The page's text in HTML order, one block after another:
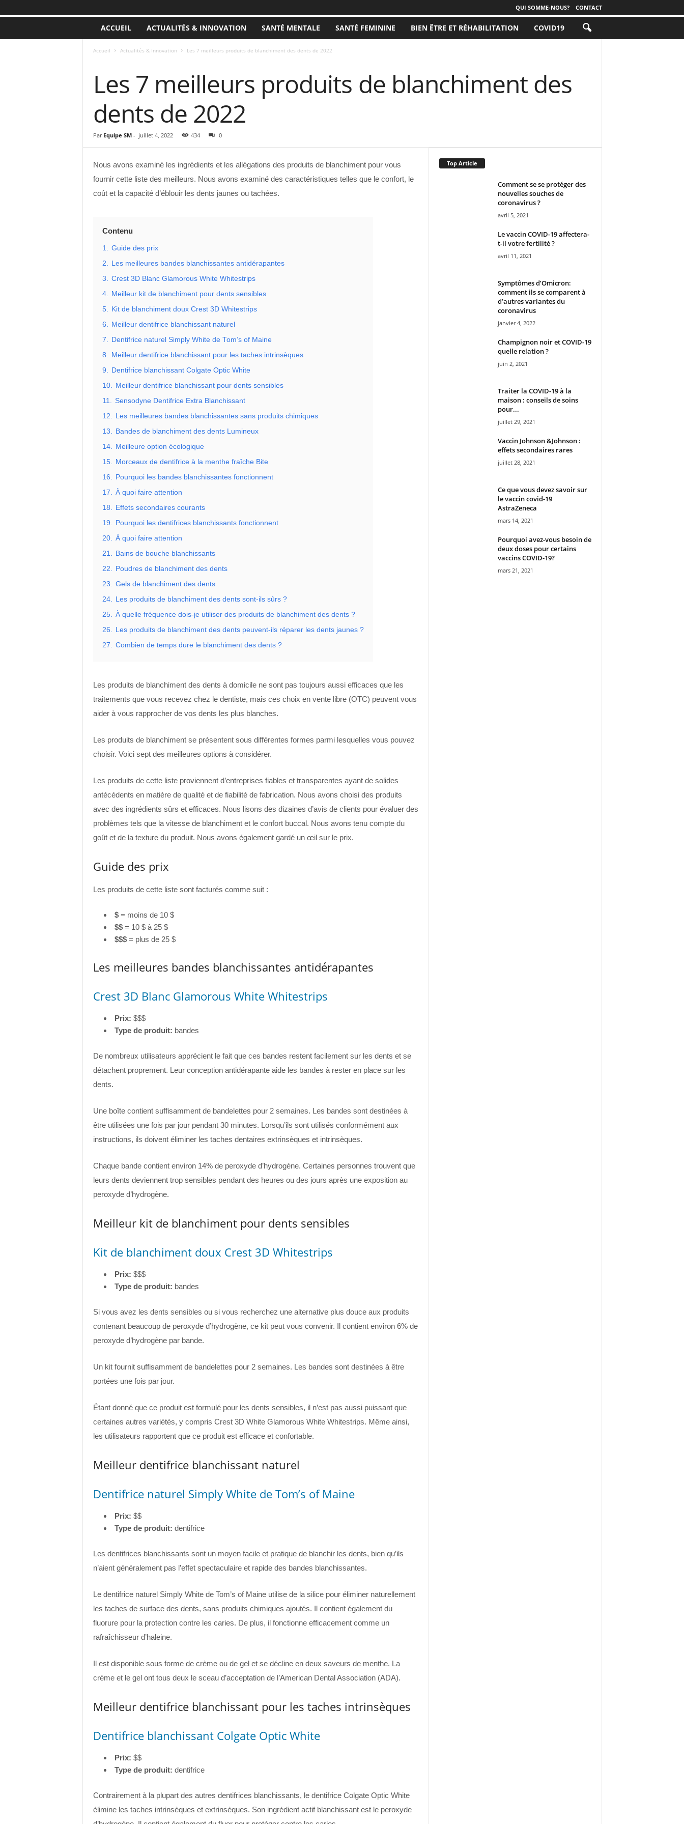
QUI SOMME-NOUS? CONTACT
ACCUEIL ACTUALITÉS & INNOVATION SANTÉ MENTALE SANTÉ FEMININE BIEN ÊTRE ET RÉHABILITATION COVID19
Accueil Actualités & Innovation Les 7 meilleurs produits de blanchiment des dents de 2022
Les 7 meilleurs produits de blanchiment des
dents de 2022
Par Equipe SM- juillet 4, 2022 434 0
Nous avons examiné les ingrédients et les allégations des produits de blanchiment pour vous
fournir cette liste des meilleurs. Nous avons examiné des caractéristiques telles que le confort, le
coût et la capacité d’éblouir les dents jaunes ou tachées.
Contenu
1. Guide des prix
2. Les meilleures bandes blanchissantes antidérapantes
3. Crest 3D Blanc Glamorous White Whitestrips
4. Meilleur kit de blanchiment pour dents sensibles
5. Kit de blanchiment doux Crest 3D Whitestrips
6. Meilleur dentifrice blanchissant naturel
7. Dentifrice naturel Simply White de Tom’s of Maine
8. Meilleur dentifrice blanchissant pour les taches intrinsèques
9. Dentifrice blanchissant Colgate Optic White
10. Meilleur dentifrice blanchissant pour dents sensibles
11. Sensodyne Dentifrice Extra Blanchissant
12. Les meilleures bandes blanchissantes sans produits chimiques
13. Bandes de blanchiment des dents Lumineux
14. Meilleure option écologique
15. Morceaux de dentifrice à la menthe fraîche Bite
16. Pourquoi les bandes blanchissantes fonctionnent
17. À quoi faire attention
18. Effets secondaires courants
19. Pourquoi les dentifrices blanchissants fonctionnent
20. À quoi faire attention
21. Bains de bouche blanchissants
22. Poudres de blanchiment des dents
23. Gels de blanchiment des dents
24. Les produits de blanchiment des dents sont-ils sûrs ?
25. À quelle fréquence dois-je utiliser des produits de blanchiment des dents ?
26. Les produits de blanchiment des dents peuvent-ils réparer les dents jaunes ?
27. Combien de temps dure le blanchiment des dents ?
Les produits de blanchiment des dents à domicile ne sont pas toujours aussi efficaces que les
traitements que vous recevez chez le dentiste, mais ces choix en vente libre (OTC) peuvent vous
aider à vous rapprocher de vos dents les plus blanches.
Les produits de blanchiment se présentent sous différentes formes parmi lesquelles vous pouvez
choisir. Voici sept des meilleures options à considérer.
Les produits de cette liste proviennent d’entreprises fiables et transparentes ayant de solides
antécédents en matière de qualité et de fiabilité de fabrication. Nous avons choisi des produits
avec des ingrédients sûrs et efficaces. Nous lisons des dizaines d’avis de clients pour évaluer des
problèmes tels que la vitesse de blanchiment et le confort buccal. Nous avons tenu compte du
goût et de la texture du produit. Nous avons également gardé un œil sur le prix.
Guide des prix
Les produits de cette liste sont facturés comme suit :
$ = moins de 10 $
$$= 10 $ à 25 $
$$$= plus de 25 $
Les meilleures bandes blanchissantes antidérapantes
Crest 3D Blanc Glamorous White Whitestrips
Prix: $$$
Type de produit: bandes
De nombreux utilisateurs apprécient le fait que ces bandes restent facilement sur les dents et se
détachent proprement. Leur conception antidérapante aide les bandes à rester en place sur les
dents.
Une boîte contient suffisamment de bandelettes pour 2 semaines. Les bandes sont destinées à
être utilisées une fois par jour pendant 30 minutes. Lorsqu’ils sont utilisés conformément aux
instructions, ils doivent éliminer les taches dentaires extrinsèques et intrinsèques.
Chaque bande contient environ 14% de peroxyde d’hydrogène. Certaines personnes trouvent que
leurs dents deviennent trop sensibles pendant des heures ou des jours après une exposition au
peroxyde d’hydrogène.
Meilleur kit de blanchiment pour dents sensibles
Kit de blanchiment doux Crest 3D Whitestrips
Prix: $$$
Type de produit: bandes
Si vous avez les dents sensibles ou si vous recherchez une alternative plus douce aux produits
contenant beaucoup de peroxyde d’hydrogène, ce kit peut vous convenir. Il contient environ 6% de
peroxyde d’hydrogène par bande.
Un kit fournit suffisamment de bandelettes pour 2 semaines. Les bandes sont destinées à être
portées une fois par jour.
Étant donné que ce produit est formulé pour les dents sensibles, il n’est pas aussi puissant que
certaines autres variétés, y compris Crest 3D White Glamorous White Whitestrips. Même ainsi,
les utilisateurs rapportent que ce produit est efficace et confortable.
Meilleur dentifrice blanchissant naturel
Dentifrice naturel Simply White de Tom’s of Maine
Prix: $$
Type de produit: dentifrice
Les dentifrices blanchissants sont un moyen facile et pratique de blanchir les dents, bien qu’ils
n’aient généralement pas l’effet spectaculaire et rapide des bandes blanchissantes.
Le dentifrice naturel Simply White de Tom’s of Maine utilise de la silice pour éliminer naturellement
les taches de surface des dents, sans produits chimiques ajoutés. Il contient également du
fluorure pour la protection contre les caries. De plus, il fonctionne efficacement comme un
rafraîchisseur d’haleine.
Il est disponible sous forme de crème ou de gel et se décline en deux saveurs de menthe. La
crème et le gel ont tous deux le sceau d’acceptation de l’American Dental Association (ADA).
Meilleur dentifrice blanchissant pour les taches intrinsèques
Dentifrice blanchissant Colgate Optic White
Prix: $$
Type de produit: dentifrice
Contrairement à la plupart des autres dentifrices blanchissants, le dentifrice Colgate Optic White
élimine les taches intrinsèques et extrinsèques. Son ingrédient actif blanchissant est le peroxyde
Top Article
Comment se se protéger des
nouvelles souches de
coronavirus ?
avril 5, 2021
Le vaccin COVID-19 affectera-
t-il votre fertilité ?
avril 11, 2021
Symptômes d’Omicron:
comment ils se comparent à
d’autres variantes du
coronavirus
janvier 4, 2022
Champignon noir et COVID-19
quelle relation ?
juin 2, 2021
Traiter la COVID-19 à la
maison : conseils de soins
pour...
juillet 29, 2021
Vaccin Johnson &Johnson :
effets secondaires rares
juillet 28, 2021
Ce que vous devez savoir sur
le vaccin covid-19
AstraZeneca
mars 14, 2021
Pourquoi avez-vous besoin de
deux doses pour certains
vaccins COVID-19?
mars 21, 2021